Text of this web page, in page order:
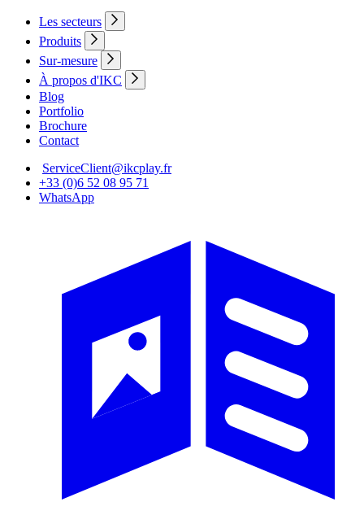
Les secteurs
Produits
Sur-mesure
À propos d'IKC
Blog
Portfolio
Brochure
Contact
ServiceClient@ikcplay.fr
+33 (0)6 52 08 95 71
WhatsApp